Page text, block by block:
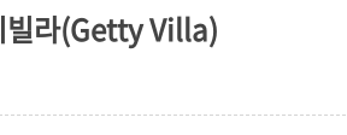
빌라(Getty Villa)